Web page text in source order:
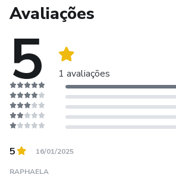
para se posicionarem com segurança,
autenticidade.
Avaliações
5 1 avaliações
5 16/01/2025
RAPHAELA